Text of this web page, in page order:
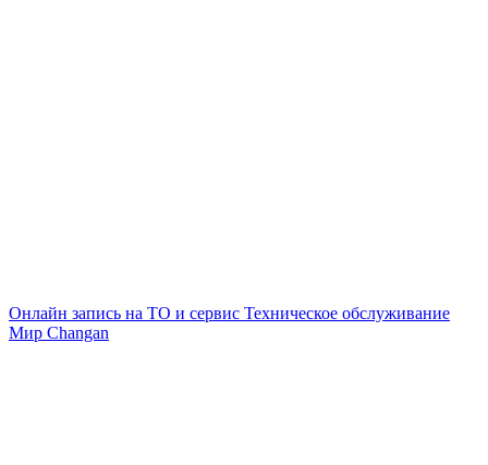
Онлайн запись на ТО и сервис Техническое обслуживание
Мир Changan